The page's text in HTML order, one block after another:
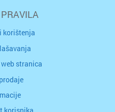
korištenja
stranica